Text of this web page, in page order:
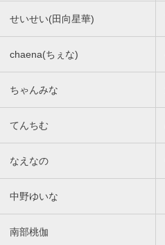
せいせい(田向星華)
chaena(ちぇな)
ちゃんみな
てんちむ
なえなの
中野ゆいな
南部桃伽